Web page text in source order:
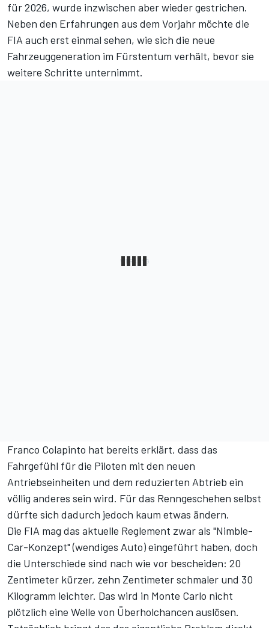
für 2026, wurde inzwischen aber wieder gestrichen.
Neben den Erfahrungen aus dem Vorjahr möchte die
FIA auch erst einmal sehen, wie sich die neue
Fahrzeuggeneration im Fürstentum verhält, bevor sie
weitere Schritte unternimmt.
Franco Colapinto hat bereits erklärt, dass das
Fahrgefühl für die Piloten mit den neuen
Antriebseinheiten und dem reduzierten Abtrieb ein
völlig anderes sein wird. Für das Renngeschehen selbst
dürfte sich dadurch jedoch kaum etwas ändern.
Die FIA mag das aktuelle Reglement zwar als "Nimble-
Car-Konzept" (wendiges Auto) eingeführt haben, doch
die Unterschiede sind nach wie vor bescheiden: 20
Zentimeter kürzer, zehn Zentimeter schmaler und 30
Kilogramm leichter. Das wird in Monte Carlo nicht
plötzlich eine Welle von Überholchancen auslösen.